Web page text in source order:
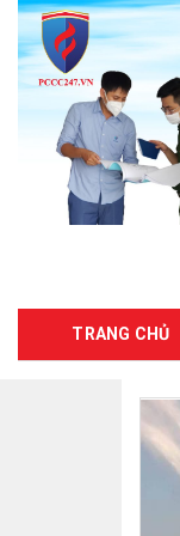
TRANG CHỦ